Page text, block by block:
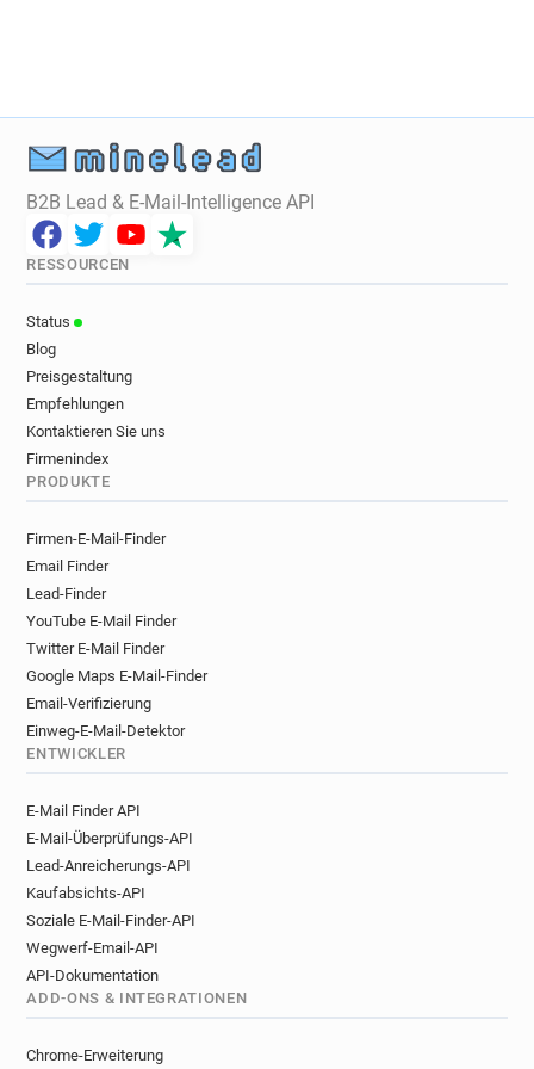
f********@ice.org.uk
y*********@ice.org.uk
d*********@ice.org.uk
z*********@ice.org.uk
p**********@ice.org.uk
x********@ice.org.uk
o************@ice.org.uk
t*****@ice.org.uk
b**********@ice.org.uk
h*******@ice.org.uk
n*****@ice.org.uk
k*******@ice.org.uk
b*****@ice.org.uk
B2B Lead & E-Mail-Intelligence API
RESSOURCEN
Status
Blog
Preisgestaltung
Empfehlungen
Kontaktieren Sie uns
Firmenindex
PRODUKTE
Firmen-E-Mail-Finder
Email Finder
Lead-Finder
YouTube E-Mail Finder
Twitter E-Mail Finder
Google Maps E-Mail-Finder
Email-Verifizierung
Einweg-E-Mail-Detektor
ENTWICKLER
E-Mail Finder API
E-Mail-Überprüfungs-API
Lead-Anreicherungs-API
Kaufabsichts-API
Soziale E-Mail-Finder-API
Wegwerf-Email-API
API-Dokumentation
ADD-ONS & INTEGRATIONEN
Chrome-Erweiterung